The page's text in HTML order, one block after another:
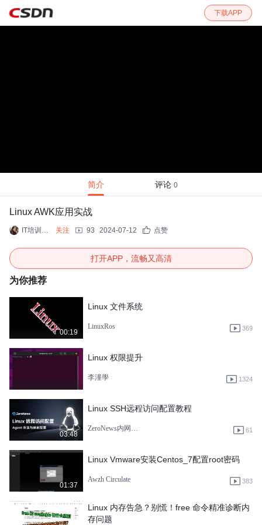
下载APP
简介 评论 0
Linux AWK应用实战
IT培训中心-竺老师 关注 93 2024-07-12 点赞
打开APP，流畅又高清
为你推荐
00:19
Linux 文件系统
LinuxRos 369
Linux 权限提升
李潼學 1324
03:48
Linux SSH远程访问配置教程
ZeroNews内网穿透 61
01:37
Linux Vmware安装Centos_7配置root密码
Awzh Circulate 383
Linux 内存告急？别慌！free 命令精准诊断内
存问题